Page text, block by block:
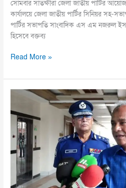
সোমবার সাতক্ষীরা জেলা জাতীয় পার্টির
কার্যালয়ে জেলা জাতীয় পার্টির সিনিয়র সহ-
পার্টির সভাপতি সাংবাদিক এস এম নজরুল
হিসেবে বক্তব্য
Read More »
সৃষ্টি
করছে
তাদের
আইনের
আওতায়
আনা
হবে